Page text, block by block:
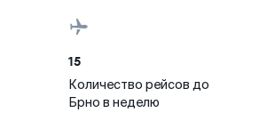
15
Количество рейсов до
Брно в неделю